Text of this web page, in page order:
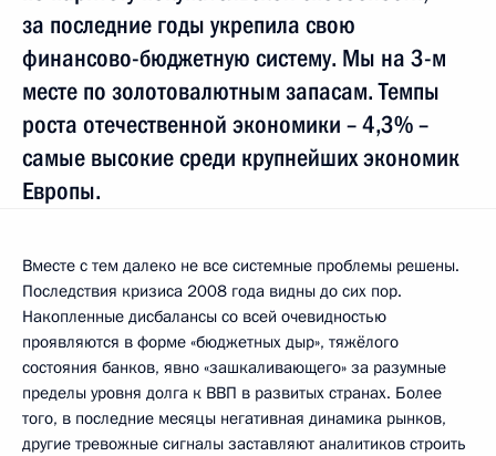
за последние годы укрепила свою
финансово-бюджетную систему. Мы на 3-м
месте по золотовалютным запасам. Темпы
роста отечественной экономики – 4,3% –
самые высокие среди крупнейших экономик
Европы.
Вместе с тем далеко не все системные проблемы решены.
Последствия кризиса 2008 года видны до сих пор.
Накопленные дисбалансы со всей очевидностью
проявляются в форме «бюджетных дыр», тяжёлого
состояния банков, явно «зашкаливающего» за разумные
пределы уровня долга к ВВП в развитых странах. Более
того, в последние месяцы негативная динамика рынков,
другие тревожные сигналы заставляют аналитиков строить